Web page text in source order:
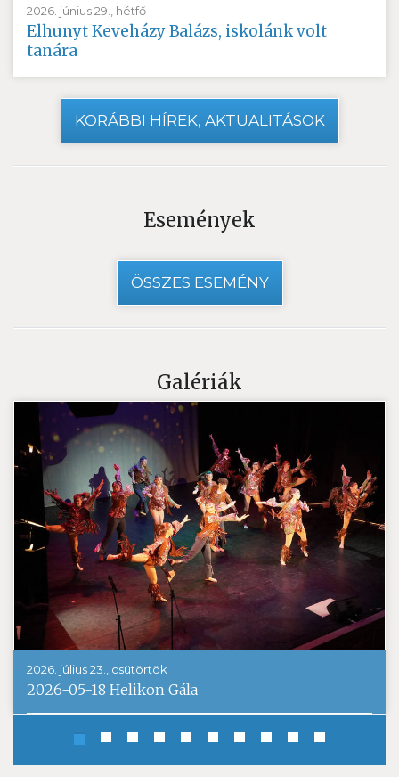
2026. június 29., hétfő
Elhunyt Keveházy Balázs, iskolánk volt
tanára
KORÁBBI HÍREK, AKTUALITÁSOK
Események
ÖSSZES ESEMÉNY
Galériák
2026. július 23., csütörtök
2026-05-18 Helikon Gála